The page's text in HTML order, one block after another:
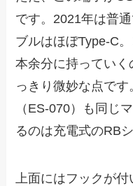
です。2021年は普
ブルはほぼType-C
本余分に持ってい
っきり微妙な点で
（ES-070）も同じ
るのは充電式のRB
上面にはフックが